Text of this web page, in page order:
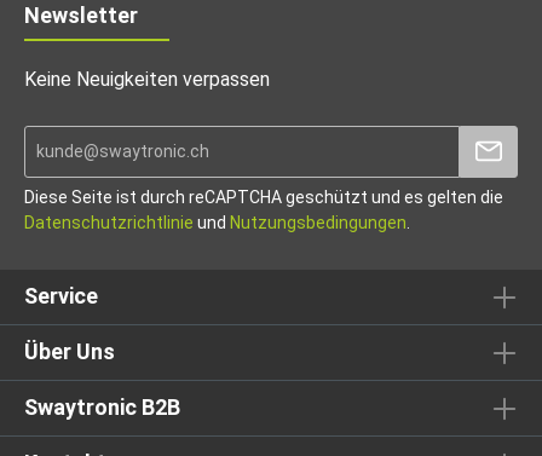
Newsletter
Keine Neuigkeiten verpassen
Diese Seite ist durch reCAPTCHA geschützt und es gelten die
Datenschutzrichtlinie und Nutzungsbedingungen
Service
Über Uns
Swaytronic B2B